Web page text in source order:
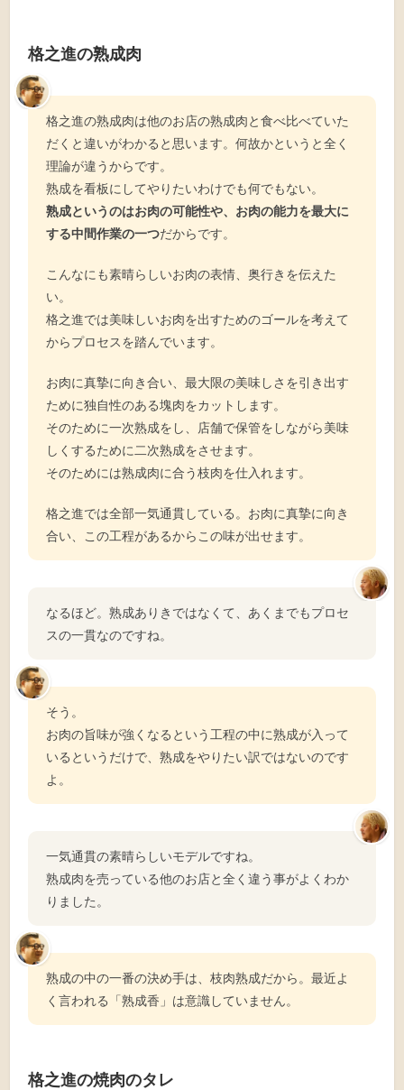
格之進の熟成肉
格之進の熟成肉は他のお店の熟成肉と食べ比べていた
だくと違いがわかると思います。何故かというと全く
理論が違うからです。
熟成を看板にしてやりたいわけでも何でもない。
熟成というのはお肉の可能性や、お肉の能力を最大に
する中間作業の一つだからです。
こんなにも素晴らしいお肉の表情、奥行きを伝えた
い。
格之進では美味しいお肉を出すためのゴールを考えて
からプロセスを踏んでいます。
お肉に真摯に向き合い、最大限の美味しさを引き出す
ために独自性のある塊肉をカットします。
そのために一次熟成をし、店舗で保管をしながら美味
しくするために二次熟成をさせます。
そのためには熟成肉に合う枝肉を仕入れます。
格之進では全部一気通貫している。お肉に真摯に向き
合い、この工程があるからこの味が出せます。
なるほど。熟成ありきではなくて、あくまでもプロセ
スの一貫なのですね。
そう。
お肉の旨味が強くなるという工程の中に熟成が入って
いるというだけで、熟成をやりたい訳ではないのです
よ。
一気通貫の素晴らしいモデルですね。
熟成肉を売っている他のお店と全く違う事がよくわか
りました。
熟成の中の一番の決め手は、枝肉熟成だから。最近よ
く言われる「熟成香」は意識していません。
格之進の焼肉のタレ